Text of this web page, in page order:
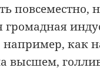
повсеместно,
громадная
например, как
высшем,